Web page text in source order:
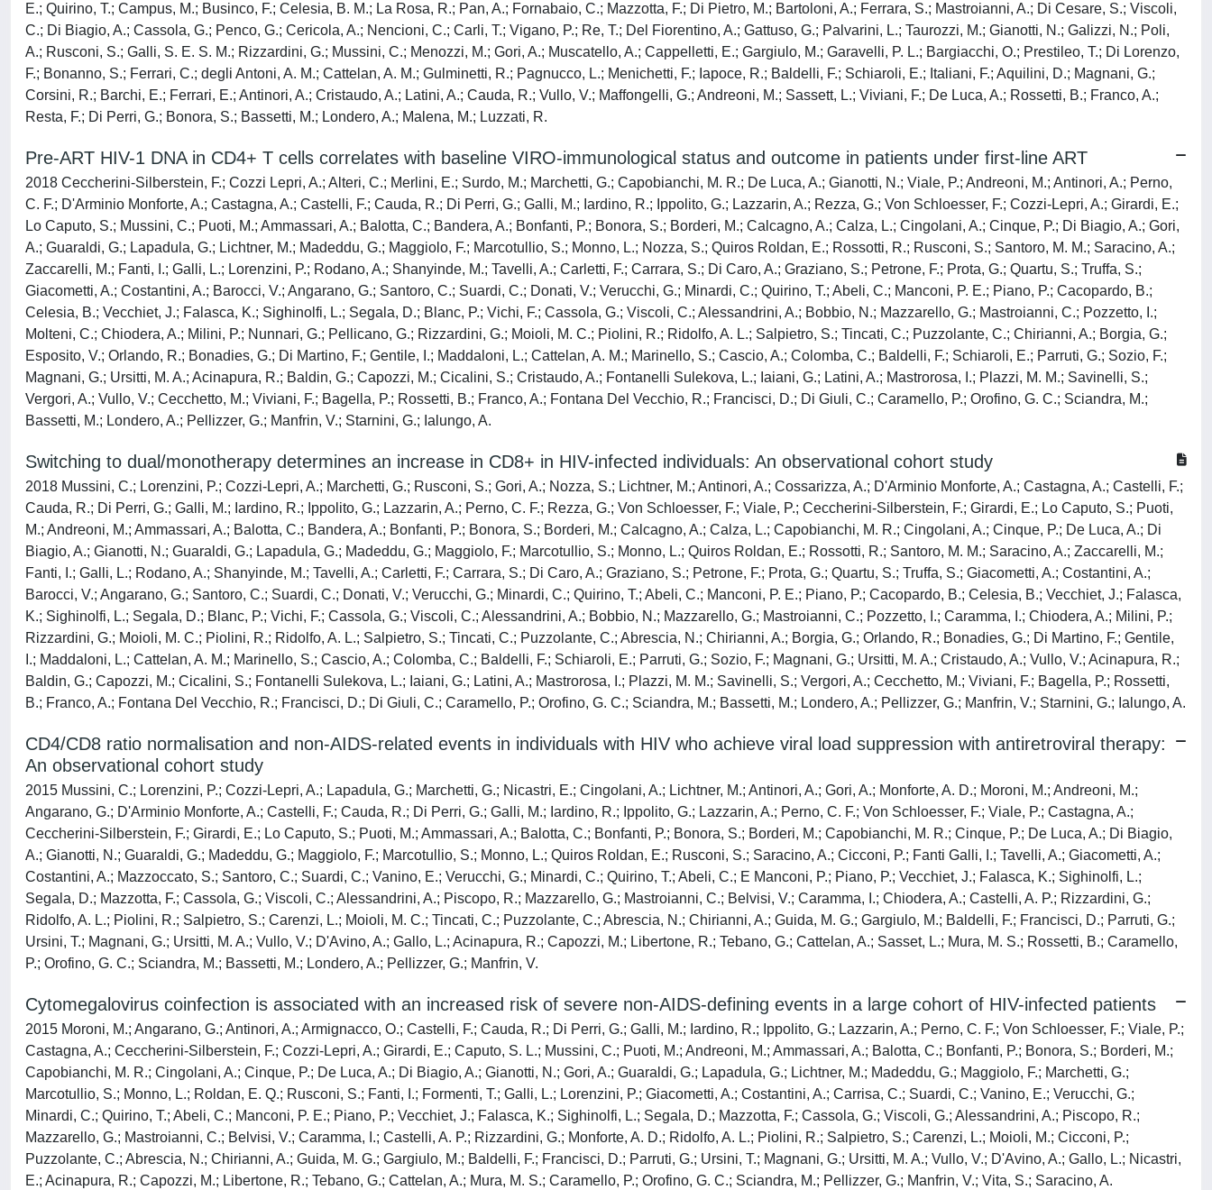
E.; Quirino, T.; Campus, M.; Businco, F.; Celesia, B. M.; La Rosa, R.; Pan, A.; Fornabaio, C.; Mazzotta, F.; Di Pietro, M.; Bartoloni, A.; Ferrara, S.; Mastroianni, A.; Di Cesare, S.; Viscoli,
C.; Di Biagio, A.; Cassola, G.; Penco, G.; Cericola, A.; Nencioni, C.; Carli, T.; Vigano, P.; Re, T.; Del Fiorentino, A.; Gattuso, G.; Palvarini, L.; Taurozzi, M.; Gianotti, N.; Galizzi, N.; Poli,
A.; Rusconi, S.; Galli, S. E. S. M.; Rizzardini, G.; Mussini, C.; Menozzi, M.; Gori, A.; Muscatello, A.; Cappelletti, E.; Gargiulo, M.; Garavelli, P. L.; Bargiacchi, O.; Prestileo, T.; Di Lorenzo,
F.; Bonanno, S.; Ferrari, C.; degli Antoni, A. M.; Cattelan, A. M.; Gulminetti, R.; Pagnucco, L.; Menichetti, F.; Iapoce, R.; Baldelli, F.; Schiaroli, E.; Italiani, F.; Aquilini, D.; Magnani, G.;
Corsini, R.; Barchi, E.; Ferrari, E.; Antinori, A.; Cristaudo, A.; Latini, A.; Cauda, R.; Vullo, V.; Maffongelli, G.; Andreoni, M.; Sassett, L.; Viviani, F.; De Luca, A.; Rossetti, B.; Franco, A.;
Resta, F.; Di Perri, G.; Bonora, S.; Bassetti, M.; Londero, A.; Malena, M.; Luzzati, R.
Pre-ART HIV-1 DNA in CD4+ T cells correlates with baseline VIRO-immunological status and outcome in patients under first-line ART
2018 Ceccherini-Silberstein, F.; Cozzi Lepri, A.; Alteri, C.; Merlini, E.; Surdo, M.; Marchetti, G.; Capobianchi, M. R.; De Luca, A.; Gianotti, N.; Viale, P.; Andreoni, M.; Antinori, A.; Perno,
C. F.; D'Arminio Monforte, A.; Castagna, A.; Castelli, F.; Cauda, R.; Di Perri, G.; Galli, M.; Iardino, R.; Ippolito, G.; Lazzarin, A.; Rezza, G.; Von Schloesser, F.; Cozzi-Lepri, A.; Girardi, E.;
Lo Caputo, S.; Mussini, C.; Puoti, M.; Ammassari, A.; Balotta, C.; Bandera, A.; Bonfanti, P.; Bonora, S.; Borderi, M.; Calcagno, A.; Calza, L.; Cingolani, A.; Cinque, P.; Di Biagio, A.; Gori,
A.; Guaraldi, G.; Lapadula, G.; Lichtner, M.; Madeddu, G.; Maggiolo, F.; Marcotullio, S.; Monno, L.; Nozza, S.; Quiros Roldan, E.; Rossotti, R.; Rusconi, S.; Santoro, M. M.; Saracino, A.;
Zaccarelli, M.; Fanti, I.; Galli, L.; Lorenzini, P.; Rodano, A.; Shanyinde, M.; Tavelli, A.; Carletti, F.; Carrara, S.; Di Caro, A.; Graziano, S.; Petrone, F.; Prota, G.; Quartu, S.; Truffa, S.;
Giacometti, A.; Costantini, A.; Barocci, V.; Angarano, G.; Santoro, C.; Suardi, C.; Donati, V.; Verucchi, G.; Minardi, C.; Quirino, T.; Abeli, C.; Manconi, P. E.; Piano, P.; Cacopardo, B.;
Celesia, B.; Vecchiet, J.; Falasca, K.; Sighinolfi, L.; Segala, D.; Blanc, P.; Vichi, F.; Cassola, G.; Viscoli, C.; Alessandrini, A.; Bobbio, N.; Mazzarello, G.; Mastroianni, C.; Pozzetto, I.;
Molteni, C.; Chiodera, A.; Milini, P.; Nunnari, G.; Pellicano, G.; Rizzardini, G.; Moioli, M. C.; Piolini, R.; Ridolfo, A. L.; Salpietro, S.; Tincati, C.; Puzzolante, C.; Chirianni, A.; Borgia, G.;
Esposito, V.; Orlando, R.; Bonadies, G.; Di Martino, F.; Gentile, I.; Maddaloni, L.; Cattelan, A. M.; Marinello, S.; Cascio, A.; Colomba, C.; Baldelli, F.; Schiaroli, E.; Parruti, G.; Sozio, F.;
Magnani, G.; Ursitti, M. A.; Acinapura, R.; Baldin, G.; Capozzi, M.; Cicalini, S.; Cristaudo, A.; Fontanelli Sulekova, L.; Iaiani, G.; Latini, A.; Mastrorosa, I.; Plazzi, M. M.; Savinelli, S.;
Vergori, A.; Vullo, V.; Cecchetto, M.; Viviani, F.; Bagella, P.; Rossetti, B.; Franco, A.; Fontana Del Vecchio, R.; Francisci, D.; Di Giuli, C.; Caramello, P.; Orofino, G. C.; Sciandra, M.;
Bassetti, M.; Londero, A.; Pellizzer, G.; Manfrin, V.; Starnini, G.; Ialungo, A.
Switching to dual/monotherapy determines an increase in CD8+ in HIV-infected individuals: An observational cohort study
2018 Mussini, C.; Lorenzini, P.; Cozzi-Lepri, A.; Marchetti, G.; Rusconi, S.; Gori, A.; Nozza, S.; Lichtner, M.; Antinori, A.; Cossarizza, A.; D'Arminio Monforte, A.; Castagna, A.; Castelli, F.;
Cauda, R.; Di Perri, G.; Galli, M.; Iardino, R.; Ippolito, G.; Lazzarin, A.; Perno, C. F.; Rezza, G.; Von Schloesser, F.; Viale, P.; Ceccherini-Silberstein, F.; Girardi, E.; Lo Caputo, S.; Puoti,
M.; Andreoni, M.; Ammassari, A.; Balotta, C.; Bandera, A.; Bonfanti, P.; Bonora, S.; Borderi, M.; Calcagno, A.; Calza, L.; Capobianchi, M. R.; Cingolani, A.; Cinque, P.; De Luca, A.; Di
Biagio, A.; Gianotti, N.; Guaraldi, G.; Lapadula, G.; Madeddu, G.; Maggiolo, F.; Marcotullio, S.; Monno, L.; Quiros Roldan, E.; Rossotti, R.; Santoro, M. M.; Saracino, A.; Zaccarelli, M.;
Fanti, I.; Galli, L.; Rodano, A.; Shanyinde, M.; Tavelli, A.; Carletti, F.; Carrara, S.; Di Caro, A.; Graziano, S.; Petrone, F.; Prota, G.; Quartu, S.; Truffa, S.; Giacometti, A.; Costantini, A.;
Barocci, V.; Angarano, G.; Santoro, C.; Suardi, C.; Donati, V.; Verucchi, G.; Minardi, C.; Quirino, T.; Abeli, C.; Manconi, P. E.; Piano, P.; Cacopardo, B.; Celesia, B.; Vecchiet, J.; Falasca,
K.; Sighinolfi, L.; Segala, D.; Blanc, P.; Vichi, F.; Cassola, G.; Viscoli, C.; Alessandrini, A.; Bobbio, N.; Mazzarello, G.; Mastroianni, C.; Pozzetto, I.; Caramma, I.; Chiodera, A.; Milini, P.;
Rizzardini, G.; Moioli, M. C.; Piolini, R.; Ridolfo, A. L.; Salpietro, S.; Tincati, C.; Puzzolante, C.; Abrescia, N.; Chirianni, A.; Borgia, G.; Orlando, R.; Bonadies, G.; Di Martino, F.; Gentile,
I.; Maddaloni, L.; Cattelan, A. M.; Marinello, S.; Cascio, A.; Colomba, C.; Baldelli, F.; Schiaroli, E.; Parruti, G.; Sozio, F.; Magnani, G.; Ursitti, M. A.; Cristaudo, A.; Vullo, V.; Acinapura, R.;
Baldin, G.; Capozzi, M.; Cicalini, S.; Fontanelli Sulekova, L.; Iaiani, G.; Latini, A.; Mastrorosa, I.; Plazzi, M. M.; Savinelli, S.; Vergori, A.; Cecchetto, M.; Viviani, F.; Bagella, P.; Rossetti,
B.; Franco, A.; Fontana Del Vecchio, R.; Francisci, D.; Di Giuli, C.; Caramello, P.; Orofino, G. C.; Sciandra, M.; Bassetti, M.; Londero, A.; Pellizzer, G.; Manfrin, V.; Starnini, G.; Ialungo, A.
CD4/CD8 ratio normalisation and non-AIDS-related events in individuals with HIV who achieve viral load suppression with antiretroviral therapy:
An observational cohort study
2015 Mussini, C.; Lorenzini, P.; Cozzi-Lepri, A.; Lapadula, G.; Marchetti, G.; Nicastri, E.; Cingolani, A.; Lichtner, M.; Antinori, A.; Gori, A.; Monforte, A. D.; Moroni, M.; Andreoni, M.;
Angarano, G.; D'Arminio Monforte, A.; Castelli, F.; Cauda, R.; Di Perri, G.; Galli, M.; Iardino, R.; Ippolito, G.; Lazzarin, A.; Perno, C. F.; Von Schloesser, F.; Viale, P.; Castagna, A.;
Ceccherini-Silberstein, F.; Girardi, E.; Lo Caputo, S.; Puoti, M.; Ammassari, A.; Balotta, C.; Bonfanti, P.; Bonora, S.; Borderi, M.; Capobianchi, M. R.; Cinque, P.; De Luca, A.; Di Biagio,
A.; Gianotti, N.; Guaraldi, G.; Madeddu, G.; Maggiolo, F.; Marcotullio, S.; Monno, L.; Quiros Roldan, E.; Rusconi, S.; Saracino, A.; Cicconi, P.; Fanti Galli, I.; Tavelli, A.; Giacometti, A.;
Costantini, A.; Mazzoccato, S.; Santoro, C.; Suardi, C.; Vanino, E.; Verucchi, G.; Minardi, C.; Quirino, T.; Abeli, C.; E Manconi, P.; Piano, P.; Vecchiet, J.; Falasca, K.; Sighinolfi, L.;
Segala, D.; Mazzotta, F.; Cassola, G.; Viscoli, C.; Alessandrini, A.; Piscopo, R.; Mazzarello, G.; Mastroianni, C.; Belvisi, V.; Caramma, I.; Chiodera, A.; Castelli, A. P.; Rizzardini, G.;
Ridolfo, A. L.; Piolini, R.; Salpietro, S.; Carenzi, L.; Moioli, M. C.; Tincati, C.; Puzzolante, C.; Abrescia, N.; Chirianni, A.; Guida, M. G.; Gargiulo, M.; Baldelli, F.; Francisci, D.; Parruti, G.;
Ursini, T.; Magnani, G.; Ursitti, M. A.; Vullo, V.; D'Avino, A.; Gallo, L.; Acinapura, R.; Capozzi, M.; Libertone, R.; Tebano, G.; Cattelan, A.; Sasset, L.; Mura, M. S.; Rossetti, B.; Caramello,
P.; Orofino, G. C.; Sciandra, M.; Bassetti, M.; Londero, A.; Pellizzer, G.; Manfrin, V.
Cytomegalovirus coinfection is associated with an increased risk of severe non-AIDS-defining events in a large cohort of HIV-infected patients
2015 Moroni, M.; Angarano, G.; Antinori, A.; Armignacco, O.; Castelli, F.; Cauda, R.; Di Perri, G.; Galli, M.; Iardino, R.; Ippolito, G.; Lazzarin, A.; Perno, C. F.; Von Schloesser, F.; Viale, P.;
Castagna, A.; Ceccherini-Silberstein, F.; Cozzi-Lepri, A.; Girardi, E.; Caputo, S. L.; Mussini, C.; Puoti, M.; Andreoni, M.; Ammassari, A.; Balotta, C.; Bonfanti, P.; Bonora, S.; Borderi, M.;
Capobianchi, M. R.; Cingolani, A.; Cinque, P.; De Luca, A.; Di Biagio, A.; Gianotti, N.; Gori, A.; Guaraldi, G.; Lapadula, G.; Lichtner, M.; Madeddu, G.; Maggiolo, F.; Marchetti, G.;
Marcotullio, S.; Monno, L.; Roldan, E. Q.; Rusconi, S.; Fanti, I.; Formenti, T.; Galli, L.; Lorenzini, P.; Giacometti, A.; Costantini, A.; Carrisa, C.; Suardi, C.; Vanino, E.; Verucchi, G.;
Minardi, C.; Quirino, T.; Abeli, C.; Manconi, P. E.; Piano, P.; Vecchiet, J.; Falasca, K.; Sighinolfi, L.; Segala, D.; Mazzotta, F.; Cassola, G.; Viscoli, G.; Alessandrini, A.; Piscopo, R.;
Mazzarello, G.; Mastroianni, C.; Belvisi, V.; Caramma, I.; Castelli, A. P.; Rizzardini, G.; Monforte, A. D.; Ridolfo, A. L.; Piolini, R.; Salpietro, S.; Carenzi, L.; Moioli, M.; Cicconi, P.;
Puzzolante, C.; Abrescia, N.; Chirianni, A.; Guida, M. G.; Gargiulo, M.; Baldelli, F.; Francisci, D.; Parruti, G.; Ursini, T.; Magnani, G.; Ursitti, M. A.; Vullo, V.; D'Avino, A.; Gallo, L.; Nicastri,
E.; Acinapura, R.; Capozzi, M.; Libertone, R.; Tebano, G.; Cattelan, A.; Mura, M. S.; Caramello, P.; Orofino, G. C.; Sciandra, M.; Pellizzer, G.; Manfrin, V.; Vita, S.; Saracino, A.